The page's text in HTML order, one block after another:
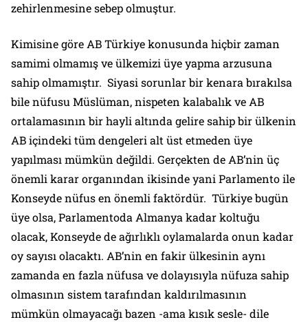
zehirlenmesine sebep olmuştur.
Kimisine göre AB Türkiye konusunda hiçbir zaman
samimi olmamış ve ülkemizi üye yapma arzusuna
sahip olmamıştır. Siyasi sorunlar bir kenara bırakılsa
bile nüfusu Müslüman, nispeten kalabalık ve AB
ortalamasının bir hayli altında gelire sahip bir ülkenin
AB içindeki tüm dengeleri alt üst etmeden üye
yapılması mümkün değildi. Gerçekten de AB’nin üç
önemli karar organından ikisinde yani Parlamento ile
Konseyde nüfus en önemli faktördür. Türkiye bugün
üye olsa, Parlamentoda Almanya kadar koltuğu
olacak, Konseyde de ağırlıklı oylamalarda onun kadar
oy sayısı olacaktı. AB’nin en fakir ülkesinin aynı
zamanda en fazla nüfusa ve dolayısıyla nüfuza sahip
olmasının sistem tarafından kaldırılmasının
mümkün olmayacağı bazen -ama kısık sesle- dile